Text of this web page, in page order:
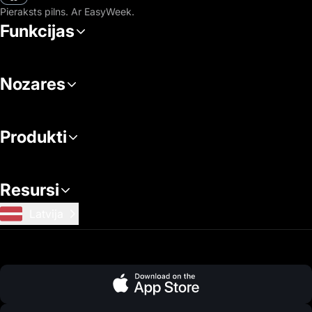
Pieraksts pilns. Ar EasyWeek.
Funkcijas
Nozares
Produkti
Resursi